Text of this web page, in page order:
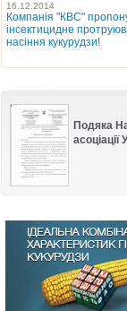
16.12.2014
Компанія "КВС"
інсектицидне
насіння кукурудзи!
Подяка
асоціації